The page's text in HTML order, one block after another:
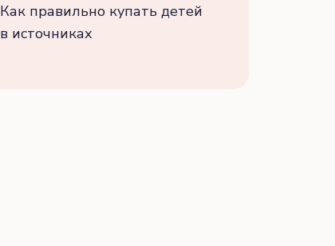
Как правильно купать детей
в источниках